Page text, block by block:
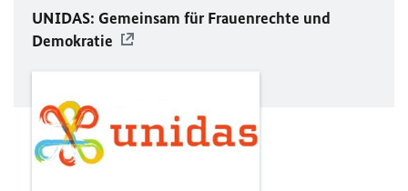
UNIDAS: Gemeinsam für Frauenrechte und
Demokratie